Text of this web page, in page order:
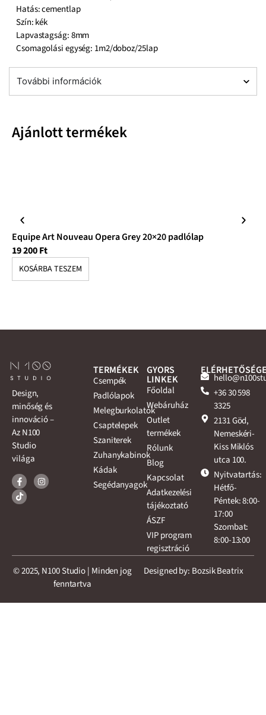
Hatás: cementlap
Szín: kék
Lapvastagság: 8mm
Csomagolási egység: 1m2/doboz/25lap
További információk
Ajánlott termékek
Equipe Art Nouveau Opera Grey 20×20 padlólap
19 200Ft
KOSÁRBA TESZEM
Design,
minőség és
innováció –
Az N100
Studio
világa
TERMÉKEK
Csempék
Padlólapok
Melegburkolatok
Csaptelepek
Szaniterek
Zuhanykabinok
Kádak
Segédanyagok
GYORS
LINKEK
Főoldal
Webáruház
Outlet
termékek
Rólunk
Blog
Kapcsolat
Adatkezelési
tájékoztató
ÁSZF
VIP program
regisztráció
+36 30 598
3325
2131 Göd,
Nemeskéri-
Kiss Miklós
utca 100.
Nyitvatartás:
Hétfő-
Péntek: 8:00-
17:00
Szombat:
8:00-13:00
© 2025, N100 Studio | Minden jog
fenntartva
Designed by: Bozsik Beatrix